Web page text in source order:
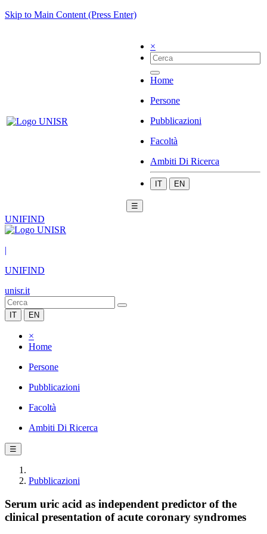
Skip to Main Content (Press Enter)
×
Home
Persone
Pubblicazioni
Facoltà
Ambiti Di Ricerca
IT EN
☰
UNIFIND
|
UNIFIND
unisr.it
IT EN
×
Home
Persone
Pubblicazioni
Facoltà
Ambiti Di Ricerca
☰
Pubblicazioni
Serum uric acid as independent predictor of the
clinical presentation of acute coronary syndromes